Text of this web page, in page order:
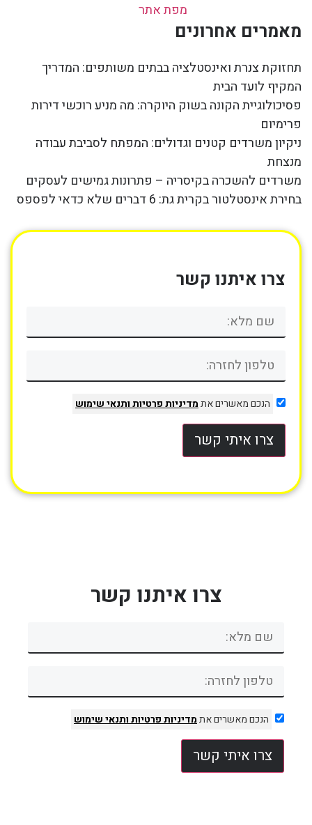
מפת אתר
מאמרים אחרונים
תחזוקת צנרת ואינסטלציה בבתים משותפים: המדריך
המקיף לועד הבית
פסיכולוגיית הקונה בשוק היוקרה: מה מניע רוכשי דירות
פרימיום
ניקיון משרדים קטנים וגדולים: המפתח לסביבת עבודה
מנצחת
משרדים להשכרה בקיסריה – פתרונות גמישים לעסקים
בחירת אינסטלטור בקרית גת: 6 דברים שלא כדאי לפספס
צרו איתנו קשר
הנכם מאשרים אתמדיניות פרטיותותנאי שימוש
צרו איתי קשר
צרו איתנו קשר
הנכם מאשרים אתמדיניות פרטיותותנאי שימוש
צרו איתי קשר